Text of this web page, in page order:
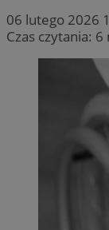
06 lutego 2026
Czas czytania: 6